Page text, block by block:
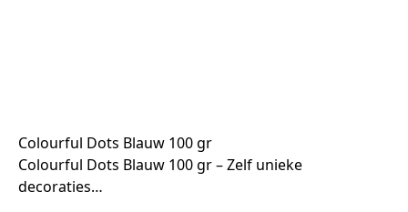
Colourful Dots Blauw 100 gr
Colourful Dots Blauw 100 gr – Zelf unieke
decoraties…